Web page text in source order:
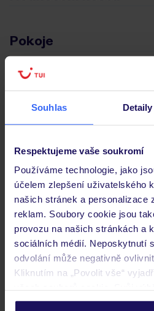
Souhlas Detaily
Respektujeme vaše soukromí
Používáme technologie, jako
účelem zlepšení uživatelského
našich stránek a personalizace
reklam. Soubory cookie jsou
provozu na našich stránkách a
sociálních médií. Neposkytnutí
odvolání může negativně
Kliknutím na „Povolit vše“
personalizovat v sekci
Pokoje
Často kladené otázky
Jaké doklady jsou potřebné při
Budeme ubytováni ihned po
Kam jít po přistání a vyzvednutí
Zobrazit